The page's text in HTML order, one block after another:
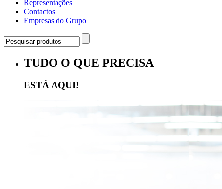
Representações
Contactos
Empresas do Grupo
TUDO O QUE PRECISA
ESTÁ AQUI!